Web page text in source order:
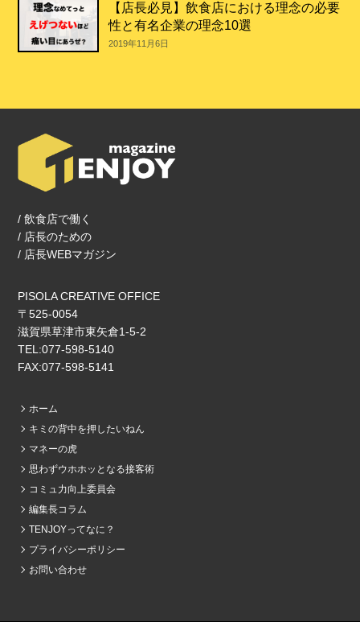
【店長必見】飲食店における理念の必要
性と有名企業の理念10選
2019年11月6日
/ 飲食店で働く
/ 店長のための
/ 店長WEBマガジン
PISOLA CREATIVE OFFICE
〒525-0054
滋賀県草津市東矢倉1‐5‐2
TEL:077-598-5140
FAX:077-598-5141
ホーム
キミの背中を押したいねん
マネーの虎
思わずウホホッとなる接客術
コミュ力向上委員会
編集長コラム
TENJOYってなに？
プライバシーポリシー
お問い合わせ